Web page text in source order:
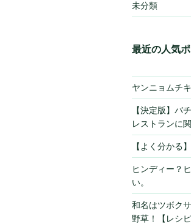
未分類
最近の人気ポ
ヤンニョムチ
【決定版】バ
レストランに
【よく分かる
ヒンディー？
い。
和名はツボク
野草！【レシピ